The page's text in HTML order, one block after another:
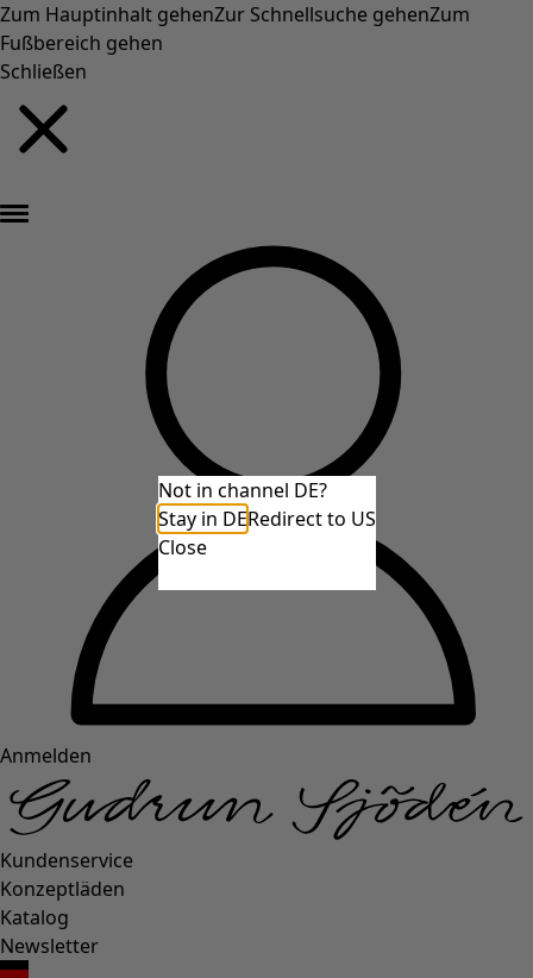
Zum Hauptinhalt gehenZur Schnellsuche gehenZum
Fußbereich gehen
Schließen
Anmelden
Kundenservice
Konzeptläden
Katalog
Newsletter
Not in channel DE?
Stay in DERedirect to US
Close